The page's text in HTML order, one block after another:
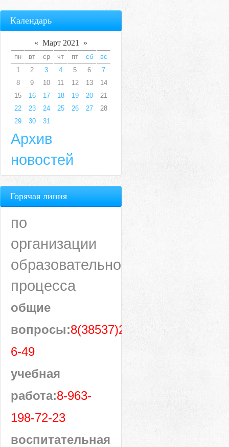
Календарь
« Март 2021 »
пн вт ср чт пт сб
вс
1
2 3 4 5 6
7
8
9 10 11 12 13
14
15
16 17 18 19 20
21
22
23 24 25 26 27
28
29
30 31
Архив
новостей
Горячая линия
по
организации
образовательного
процесса
общие
вопросы:8(38537)28-
6-49
учебная
работа:8-963-
198-72-23
воспитательная